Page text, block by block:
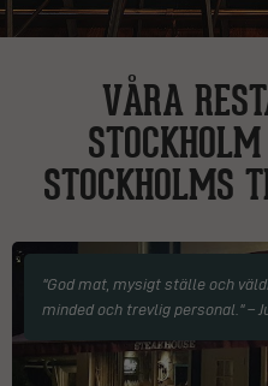
VÅRA
STOCKHOLMS
"God mat, mysigt ställe och
minded och trevlig personal." –